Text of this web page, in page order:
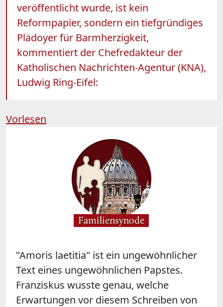
veröffentlicht wurde, ist kein
Reformpapier, sondern ein tiefgründiges
Plädoyer für Barmherzigkeit,
kommentiert der Chefredakteur der
Katholischen Nachrichten-Agentur (KNA),
Ludwig Ring-Eifel:
Vorlesen
"Amoris laetitia" ist ein ungewöhnlicher
Text eines ungewöhnlichen Papstes.
Franziskus wusste genau, welche
Erwartungen vor diesem Schreiben von